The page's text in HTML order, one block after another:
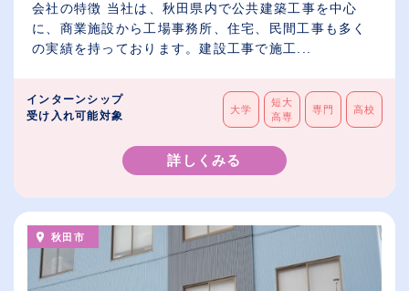
会社の特徴 当社は、秋田県内で公共建築工事を中心
に、商業施設から工場事務所、住宅、民間工事も多く
の実績を持っております。建設工事で施工...
インターンシップ
受け入れ可能対象
大学
短大
高専
専門 高校
詳しくみる
秋田市